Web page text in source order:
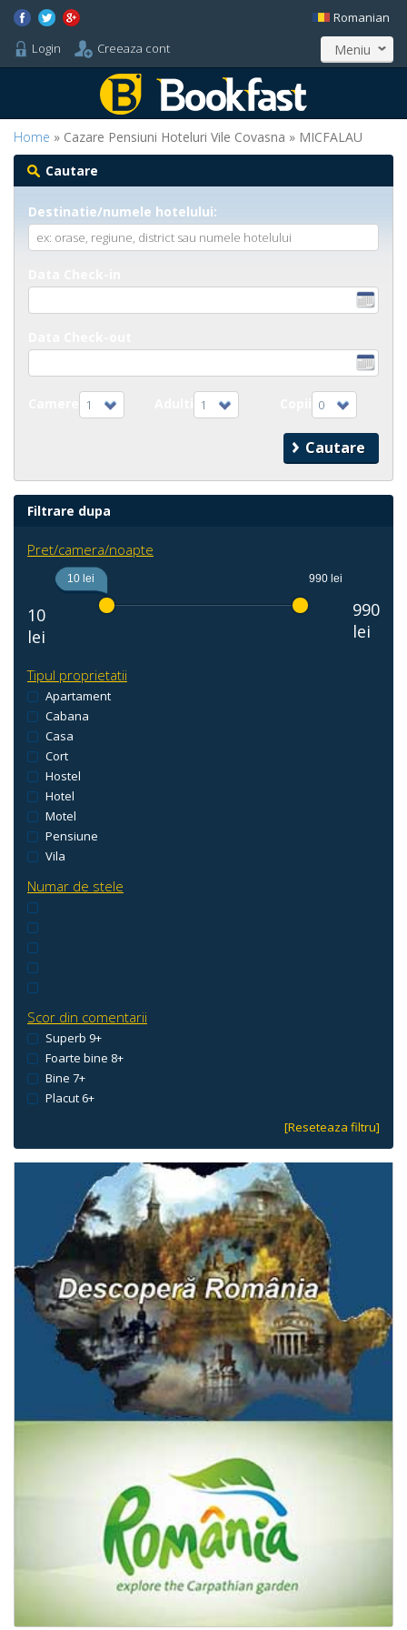
Login Creeaza cont
Romanian
Meniu
Home » Cazare Pensiuni Hoteluri Vile Covasna » MICFALAU
Cautare
Destinatie/numele hotelului:
1 1 0
Filtrare dupa
Pret/camera/noapte
10
lei
10 lei 990 lei
990
lei
Tipul proprietatii
Apartament
Cabana
Casa
Cort
Hostel
Hotel
Motel
Pensiune
Vila
Numar de stele
Scor din comentarii
Superb 9+
Foarte bine 8+
Bine 7+
Placut 6+
[Reseteaza filtru]